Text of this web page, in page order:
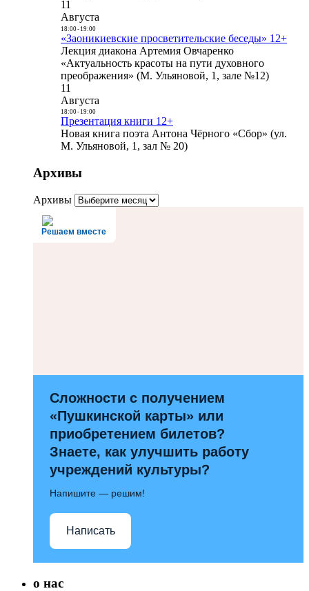
11
Августа
18:00- 19:00
«Заоникиевские просветительские беседы» 12+
Лекция диакона Артемия Овчаренко
«Актуальность красоты на пути духовного
преображения» (М. Ульяновой, 1, зале №12)
11
Августа
18:00- 19:00
Презентация книги 12+
Новая книга поэта Антона Чёрного «Сбор» (ул.
М. Ульяновой, 1, зал № 20)
Архивы
Архивы
Решаем вместе
Сложности с получением
«Пушкинской карты» или
приобретением билетов?
Знаете, как улучшить работу
учреждений культуры?
Напишите — решим!
Написать
о нас